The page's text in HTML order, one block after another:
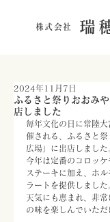
株式会社 瑞
ふるさと祭りおおみ
店しました
2024年11月7日
毎年文化の日に常陸
催される、ふるさと
広場」に出店しました
今年は定番のコロッ
ステーキに加え、ホ
ラートを提供しました
天気にも恵まれ、非
の味を楽しんでいただ